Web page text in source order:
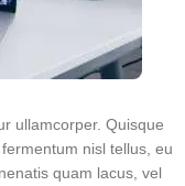
ullamcorper. Quisque
nisl tellus, eu
quam lacus, vel